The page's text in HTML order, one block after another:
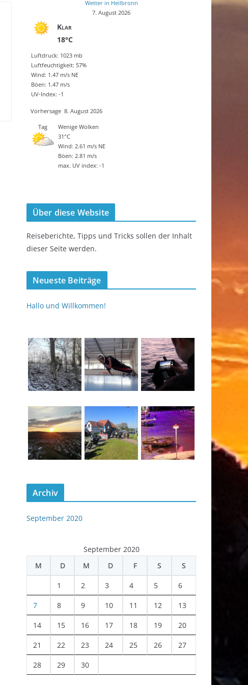
Wetter in Heilbronn
7. August 2026
Klar
18°C
Luftdruck: 1023 mb
Luftfeuchtigkeit: 57%
Wind: 1.47 m/s NE
Böen: 1.47 m/s
UV-Index: -1
Vorhersage 8. August 2026
Tag
Wenige Wolken
31°C
Wind: 2.61 m/s NE
Böen: 2.81 m/s
max. UV index: -1
Über diese Website
Reiseberichte, Tipps und Tricks sollen der Inhalt
dieser Seite werden.
Neueste Beiträge
Hallo und Willkommen!
Archiv
September 2020
September 2020
M
D M D F S S
1 2 3 4 5 6
7 8 9 10 11 12 13
14 15 16 17 18 19 20
21 22 23 24 25 26 27
28 29 30